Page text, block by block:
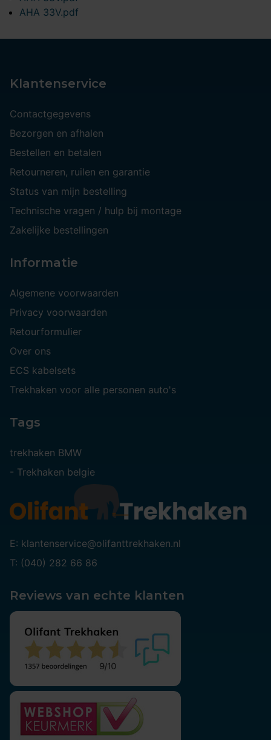
AHA 33V.pdf
Klantenservice
Contactgegevens
Bezorgen en afhalen
Bestellen en betalen
Retourneren, ruilen en garantie
Status van mijn bestelling
Technische vragen / hulp bij montage
Zakelijke bestellingen
Informatie
Algemene voorwaarden
Privacy voorwaarden
Retourformulier
Over ons
ECS kabelsets
Trekhaken voor alle personen auto's
Tags
trekhaken BMW
- Trekhaken belgie
E: klantenservice@olifanttrekhaken.nl
T: (040) 282 66 86
Reviews van echte klanten